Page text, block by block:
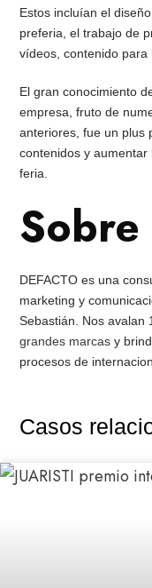
Estos incluían el
preferia, el trabajo de
vídeos, contenido para
El gran conocimiento
empresa, fruto de
anteriores, fue un plus
contenidos y aumentar
feria.
Sobre
DEFACTO es una
marketing y
Sebastián. Nos
grandes marcas y
procesos de
Casos